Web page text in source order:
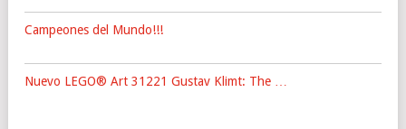
Campeones del Mundo!!!
Nuevo LEGO® Art 31221 Gustav Klimt: The …